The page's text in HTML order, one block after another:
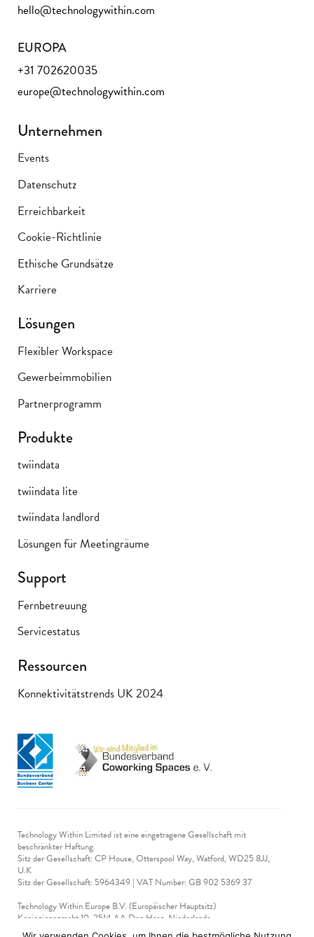
hello@technologywithin.com
EUROPA
+31 702620035
europe@technologywithin.com
Unternehmen
Events
Datenschutz
Erreichbarkeit
Cookie-Richtlinie
Ethische Grundsätze
Karriere
Lösungen
Flexibler Workspace
Gewerbeimmobilien
Partnerprogramm
Produkte
twiindata
twiindata lite
twiindata landlord
Lösungen für Meetingräume
Support
Fernbetreuung
Servicestatus
Ressourcen
Konnektivitätstrends UK 2024
Technology Within Limited ist eine eingetragene Gesellschaft mit
beschränkter Haftung.
Sitz der Gesellschaft: CP House, Otterspool Way, Watford, WD25 8JJ,
U.K
​Sitz der Gesellschaft: 5964349 | VAT Number: GB 902 5369 37
Technology Within Europe B.V. (Europäischer Hauptsitz)
Koninginnegracht 10, 2514 AA Den Haag, Niederlande
Steuernummer: NL 865 425 140 B01